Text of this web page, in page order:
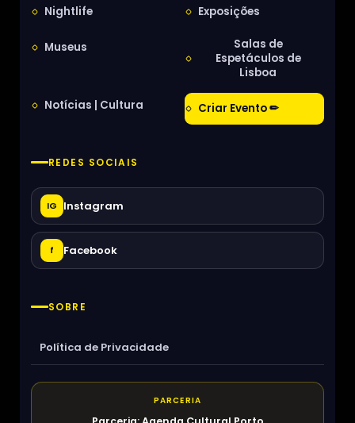
Nightlife Exposições
Museus
Salas de
Espetáculos de
Lisboa
Notícias | Cultura Criar Evento ✏
REDES SOCIAIS
IG Instagram
f Facebook
SOBRE
Política de Privacidade
PARCERIA